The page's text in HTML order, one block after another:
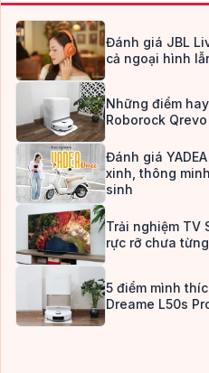
Đánh giá JBL
cả ngoại hình
Những điểm
Roborock
Đánh giá
xinh, thông
sinh
Trải nghiệm TV
rực rỡ chưa
5 điểm mình
Dreame L50s